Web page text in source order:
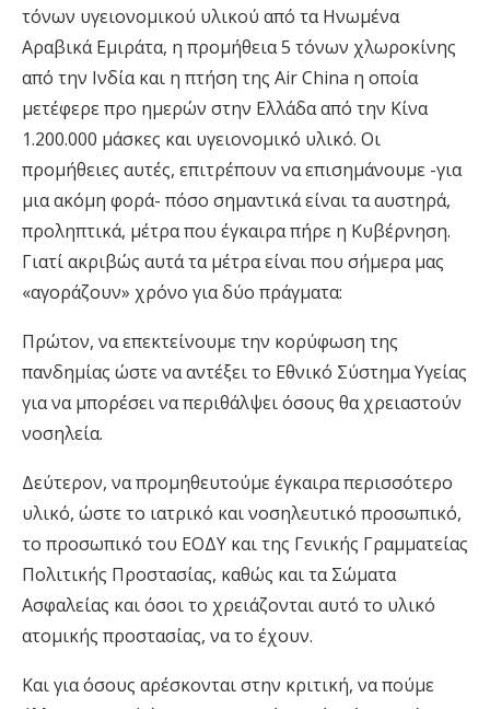
τόνων υγειονομικού υλικού από τα Ηνωμένα
Αραβικά Εμιράτα, η προμήθεια 5 τόνων χλωροκίνης
από την Ινδία και η πτήση της Air China η οποία
μετέφερε προ ημερών στην Ελλάδα από την Κίνα
1.200.000 μάσκες και υγειονομικό υλικό. Οι
προμήθειες αυτές, επιτρέπουν να επισημάνουμε -για
μια ακόμη φορά- πόσο σημαντικά είναι τα αυστηρά,
προληπτικά, μέτρα που έγκαιρα πήρε η Κυβέρνηση.
Γιατί ακριβώς αυτά τα μέτρα είναι που σήμερα μας
«αγοράζουν» χρόνο για δύο πράγματα:
Πρώτον, να επεκτείνουμε την κορύφωση της
πανδημίας ώστε να αντέξει το Εθνικό ΣύστημαΥγείας
για να μπορέσει να περιθάλψει όσους θα χρειαστούν
νοσηλεία.
Δεύτερον, να προμηθευτούμε έγκαιρα περισσότερο
υλικό, ώστε το ιατρικό και νοσηλευτικό προσωπικό,
το προσωπικό του ΕΟΔΥ και της Γενικής Γραμματείας
Πολιτικής Προστασίας, καθώς και τα Σώματα
Ασφαλείας και όσοι το χρειάζονται αυτό το υλικό
ατομικής προστασίας, να το έχουν.
Και για όσους αρέσκονται στην κριτική, να πούμε